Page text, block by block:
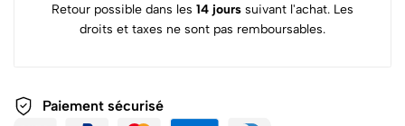
Retour possible dans les 14 jours suivant l'achat. Les
droits et taxes ne sont pas remboursables.
Paiement sécurisé